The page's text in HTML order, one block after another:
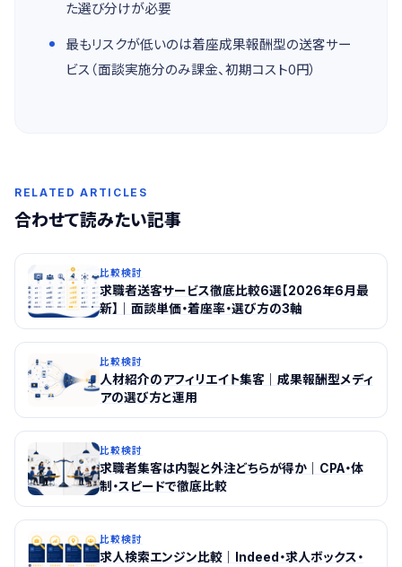
た選び分けが必要
最もリスクが低いのは着座成果報酬型の送客サー
ビス（面談実施分のみ課金、初期コスト0円）
RELATED ARTICLES
合わせて読みたい記事
比較検討
求職者送客サービス徹底比較6選【2026年6月最
新】｜面談単価・着座率・選び方の3軸
比較検討
人材紹介のアフィリエイト集客｜成果報酬型メディ
アの選び方と運用
比較検討
求職者集客は内製と外注どちらが得か｜CPA・体
制・スピードで徹底比較
比較検討
求人検索エンジン比較｜Indeed・求人ボックス・